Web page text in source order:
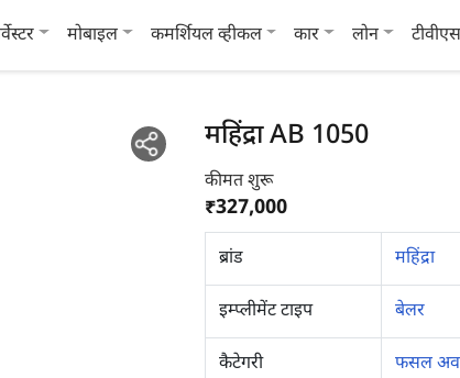
मोबाइल कमर्शियल व्हीकल कार लोन
महिंद्रा AB 1050
कीमत शुरू
₹327,000
ब्रांड महिंद्रा
इम्प्लीमेंट टाइप बेलर
कैटेगरी फसल